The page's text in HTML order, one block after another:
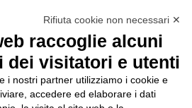
Condotta, è
un
di
utilizzando
Rifiuta cookie non necessari ✕
raccoglie alcuni
dei visitatori e utenti
i nostri partner utilizziamo i cookie e
accedere ed elaborare i dati